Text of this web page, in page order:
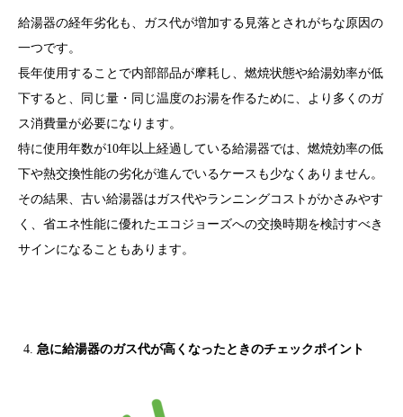
給湯器の経年劣化も、ガス代が増加する見落とされがちな原因の
一つです。
長年使用することで内部部品が摩耗し、燃焼状態や給湯効率が低
下すると、同じ量・同じ温度のお湯を作るために、より多くのガ
ス消費量が必要になります。
特に使用年数が10年以上経過している給湯器では、燃焼効率の低
下や熱交換性能の劣化が進んでいるケースも少なくありません。
その結果、古い給湯器はガス代やランニングコストがかさみやす
く、省エネ性能に優れたエコジョーズへの交換時期を検討すべき
サインになることもあります。
急に給湯器のガス代が高くなったときのチェックポイント